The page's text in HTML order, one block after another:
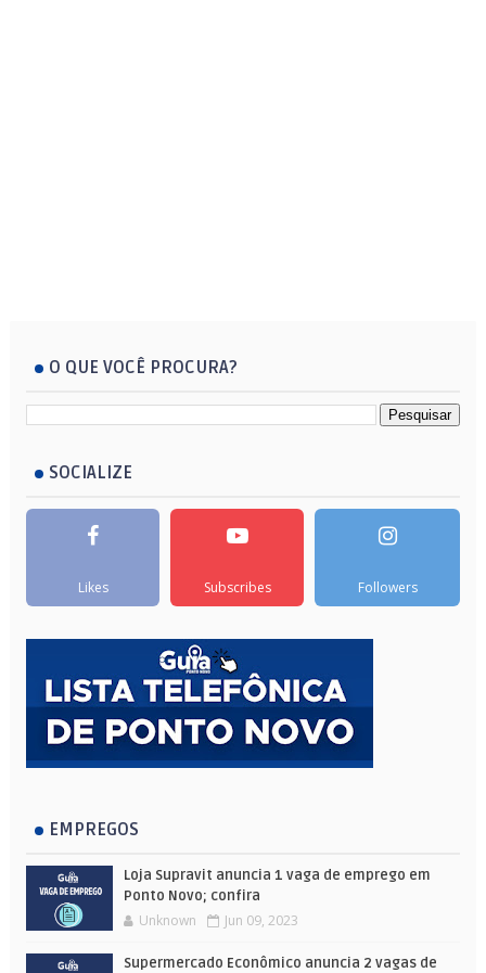
O QUE VOCÊ PROCURA?
SOCIALIZE
Likes Subscribes Followers
EMPREGOS
Loja Supravit anuncia 1 vaga de emprego em
Ponto Novo; confira
Unknown Jun 09, 2023
Supermercado Econômico anuncia 2 vagas de